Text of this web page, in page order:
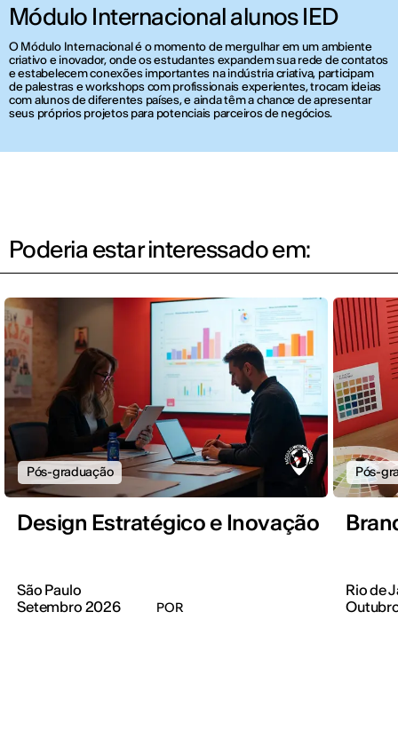
Módulo Internacional alunos IED
O Módulo Internacional é o momento de mergulhar em um ambiente
criativo e inovador, onde os estudantes expandem sua rede de contatos
e estabelecem conexões importantes na indústria criativa, participam
de palestras e workshops com profissionais experientes, trocam ideias
com alunos de diferentes países, e ainda têm a chance de apresentar
seus próprios projetos para potenciais parceiros de negócios.
Poderia estar interessado em:
Pós-graduação
Design Estratégico e Inovação
São Paulo
Setembro 2026
POR
Pós-
Rio de